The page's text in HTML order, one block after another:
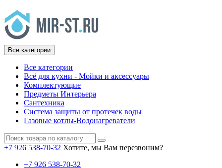
Все категории
Все категории
Всё для кухни - Мойки и аксессуары
Комплектующие
Предметы Интерьера
Сантехника
Система защиты от протечек воды
Газовые котлы-Водонагреватели
+7 926 538-70-32 Хотите, мы Вам перезвоним?
+7 926 538-70-32